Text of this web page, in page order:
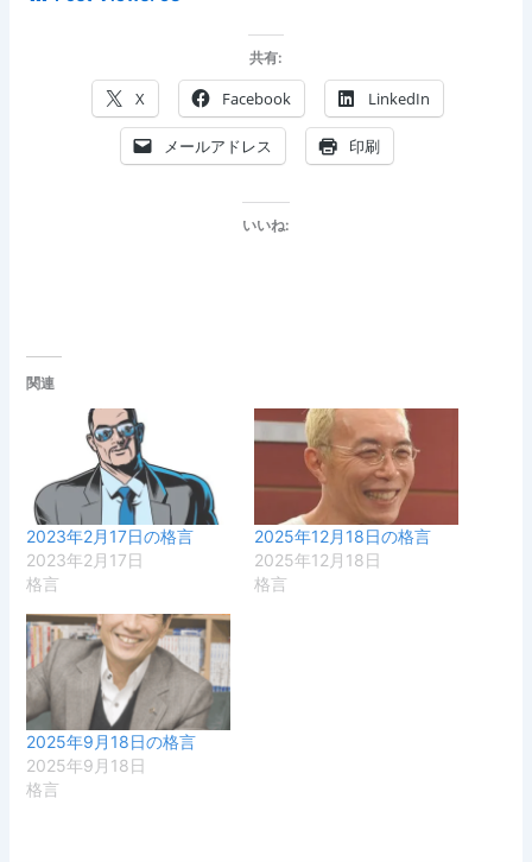
共有:
X Facebook LinkedIn
メールアドレス 印刷
いいね:
関連
2023年2月17日の格言
2023年2月17日
格言
2025年12月18日の格言
2025年12月18日
格言
2025年9月18日の格言
2025年9月18日
格言